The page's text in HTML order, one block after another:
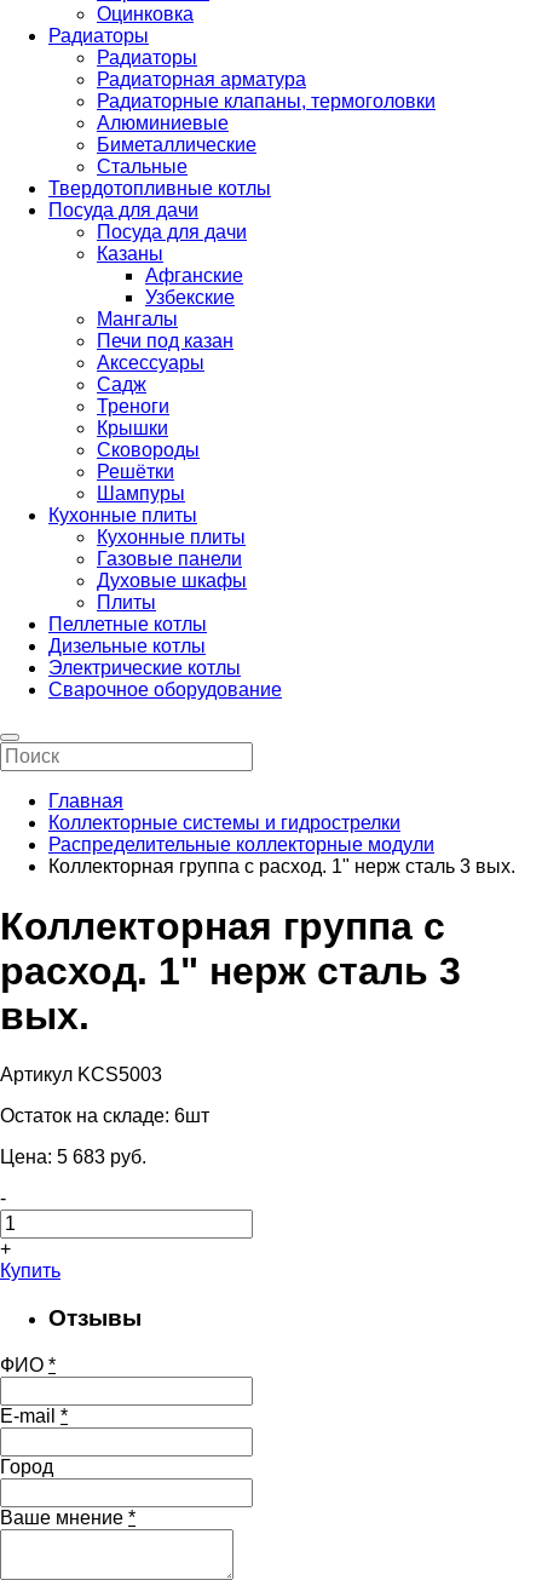
Оцинковка
Радиаторы
Радиаторы
Радиаторная арматура
Радиаторные клапаны, термоголовки
Алюминиевые
Биметаллические
Стальные
Твердотопливные котлы
Посуда для дачи
Посуда для дачи
Казаны
Афганские
Узбекские
Мангалы
Печи под казан
Аксессуары
Садж
Треноги
Крышки
Сковороды
Решётки
Шампуры
Кухонные плиты
Кухонные плиты
Газовые панели
Духовые шкафы
Плиты
Пеллетные котлы
Дизельные котлы
Электрические котлы
Сварочное оборудование
Главная
Коллекторные системы и гидрострелки
Распределительные коллекторные модули
Коллекторная группа с расход. 1" нерж сталь 3 вых.
Коллекторная группа с
расход. 1" нерж сталь 3
вых.
Артикул KCS5003
Остаток на складе: 6шт
Цена: 5 683 pуб.
-
+
Купить
Отзывы
ФИО *
E-mail *
Город
Ваше мнение *